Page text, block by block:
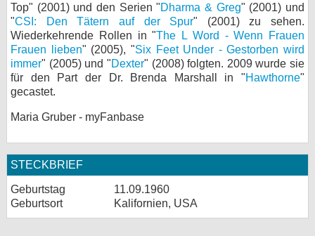
Top" (2001) und den Serien "Dharma & Greg" (2001) und
"CSI: Den Tätern auf der Spur" (2001) zu sehen.
Wiederkehrende Rollen in "The L Word - Wenn Frauen
Frauen lieben" (2005), "Six Feet Under - Gestorben wird
immer" (2005) und "Dexter" (2008) folgten. 2009 wurde sie
für den Part der Dr. Brenda Marshall in "Hawthorne"
gecastet.
Maria Gruber - myFanbase
STECKBRIEF
Geburtstag
11.09.1960
Geburtsort
Kalifornien, USA